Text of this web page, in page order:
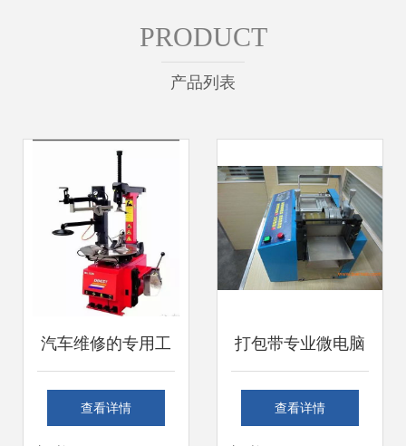
PRODUCT
产品列表
汽车维修的专用工
具，你认识几个？
查看详情
打包带专业微电脑
切带机hzx 100,打
查看详情